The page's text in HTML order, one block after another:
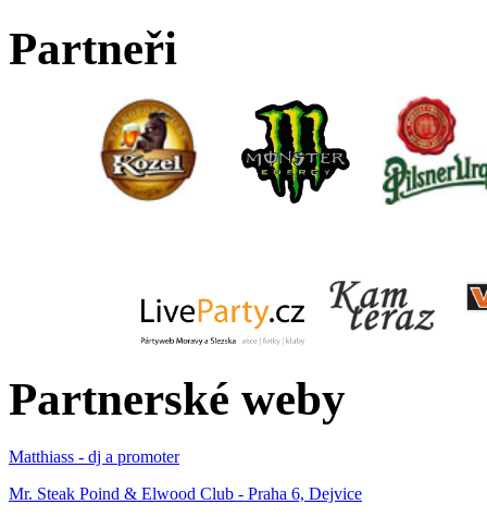
Partneři
Partnerské weby
Matthiass - dj a promoter
Mr. Steak Poind & Elwood Club - Praha 6, Dejvice